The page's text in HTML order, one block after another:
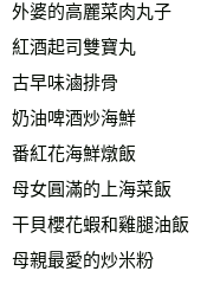
外婆的高麗菜肉丸子
紅酒起司雙寶丸
古早味滷排骨
奶油啤酒炒海鮮
番紅花海鮮燉飯
母女圓滿的上海菜飯
干貝櫻花蝦和雞腿油飯
母親最愛的炒米粉